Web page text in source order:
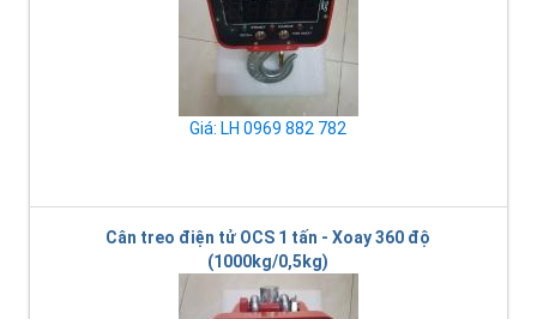
Giá: LH 0969 882 782
Cân treo điện tử OCS 1 tấn - Xoay 360 độ
(1000kg/0,5kg)